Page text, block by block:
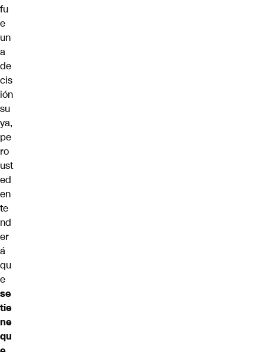
fu
e
un
a
de
cis
ión
su
ya,
pe
ro
ust
ed
en
te
nd
er
á
qu
e
se
tie
ne
qu